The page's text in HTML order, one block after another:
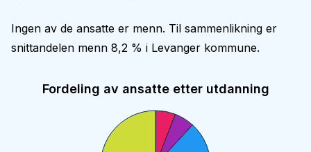
Ingen av de ansatte er menn. Til sammenlikning er
snittandelen menn 8,2 % i Levanger kommune.
Fordeling av ansatte etter utdanning